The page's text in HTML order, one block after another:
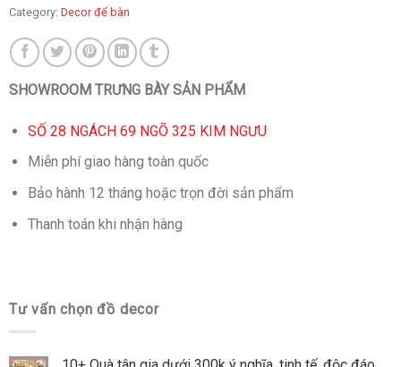
Category: Decor để bàn
SHOWROOM TRƯNG BÀY SẢN PHẨM
SỐ 28 NGÁCH 69 NGÕ 325 KIM NGƯU
Miễn phí giao hàng toàn quốc
Bảo hành 12 tháng hoặc trọn đời sản phẩm
Thanh toán khi nhận hàng
Tư vấn chọn đồ decor